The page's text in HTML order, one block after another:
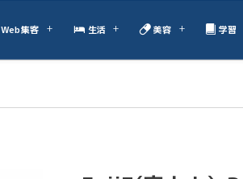
Web集客 生活 美容 学習